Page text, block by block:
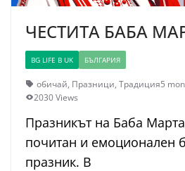
ЧЕСТИТА БАБА
BG LIFE В UK БЪЛГАРИЯ
обичай, Празници, Традиция5
2030 Views
Празникът на Баба
почитан и емоционален
празник. В